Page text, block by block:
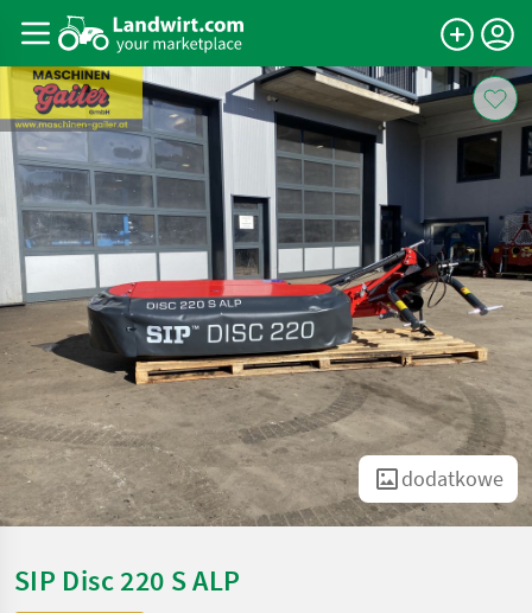
dodatkowe
SIP Disc 220 S ALP